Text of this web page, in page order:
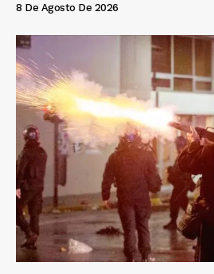
8 De Agosto De 2026